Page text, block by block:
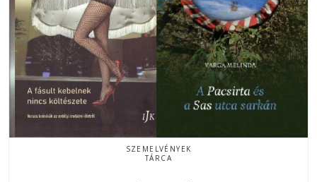
SZEMELVÉNYEK
TÁRCA